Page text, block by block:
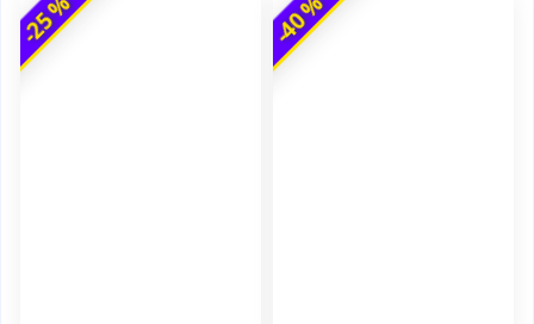
-25 % -40 %